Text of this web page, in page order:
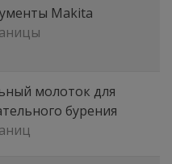
Makita
молоток для
бурения